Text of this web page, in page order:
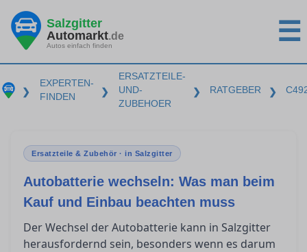
Salzgitter
Automarkt.de
Autos einfach finden ☰
❯
EXPERTEN-
FINDEN
❯
ERSATZTEILE-
UND-
ZUBEHOER
❯ RATGEBER ❯
Ersatzteile & Zubehör · in Salzgitter
Autobatterie wechseln: Was man beim
Kauf und Einbau beachten muss
Der Wechsel der Autobatterie kann in Salzgitter
herausfordernd sein, besonders wenn es darum